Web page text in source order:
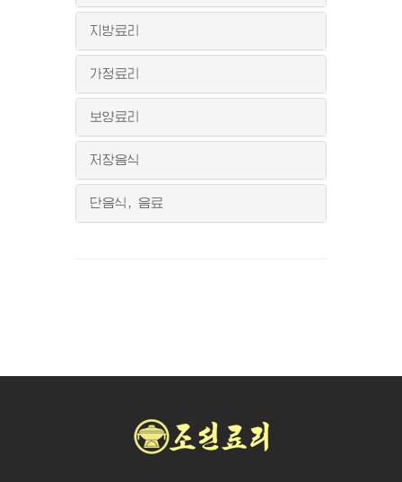
지방료리
가정료리
보양료리
저장음식
단음식, 음료